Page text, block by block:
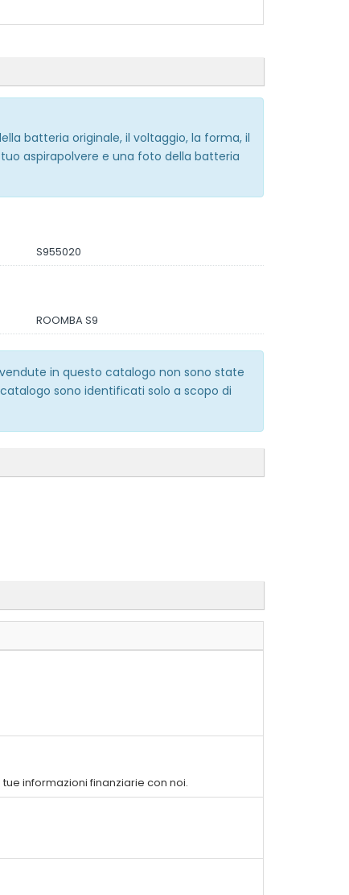
batteria originale, il voltaggio, la forma, il
aspirapolvere e una foto della batteria
S955020
ROOMBA S9
in questo catalogo non sono state
sono identificati solo a scopo di
tue informazioni finanziarie con noi.